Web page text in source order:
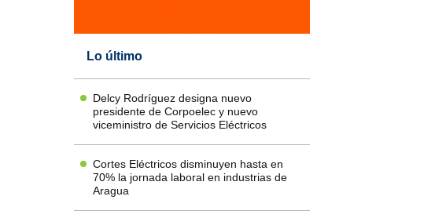
Lo último
Delcy Rodríguez designa nuevo
presidente de Corpoelec y nuevo
viceministro de Servicios Eléctricos
Cortes Eléctricos disminuyen hasta en
70% la jornada laboral en industrias de
Aragua